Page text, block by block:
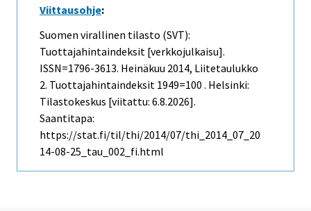
Viittausohje:
Suomen virallinen tilasto (SVT):
Tuottajahintaindeksit [verkkojulkaisu].
ISSN=1796-3613. Heinäkuu 2014, Liitetaulukko
2. Tuottajahintaindeksit 1949=100 . Helsinki:
Tilastokeskus [viitattu: 6.8.2026].
Saantitapa:
https://stat.fi/til/thi/2014/07/thi_2014_07_20
14-08-25_tau_002_fi.html